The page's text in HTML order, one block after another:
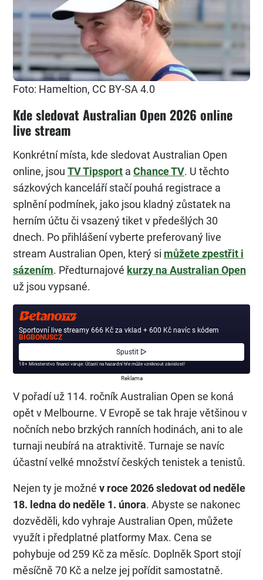
Foto: Hameltion, CC BY-SA 4.0
Kde sledovat Australian Open 2026 online
live stream
Konkrétní místa, kde sledovat Australian Open
online, jsou TV Tipsport a Chance TV. U těchto
sázkových kanceláří stačí pouhá registrace a
splnění podmínek, jako jsou kladný zůstatek na
herním účtu či vsazený tiket v předešlých 30
dnech. Po přihlášení vyberte preferovaný live
stream Australian Open, který si můžete zpestřit i
sázením. Předturnajové kurzy na Australian Open
už jsou vypsané.
Sportovní live streamy 666 Kč za vklad + 600 Kč navíc s kódem
BIGBONUSCZ
Spustit ▷
18+ Ministerstvo financí varuje: Účastí na hazardní hře může vzniknout závislost!
Reklama
V pořadí už 114. ročník Australian Open se koná
opět v Melbourne. V Evropě se tak hraje většinou v
nočních nebo brzkých ranních hodinách, ani to ale
turnaji neubírá na atraktivitě. Turnaje se navíc
účastní velké množství českých tenistek a tenistů.
Nejen ty je možné v roce 2026 sledovat od neděle
18. ledna do neděle 1. února. Abyste se nakonec
dozvěděli, kdo vyhraje Australian Open, můžete
využít i předplatné platformy Max. Cena se
pohybuje od 259 Kč za měsíc. Doplněk Sport stojí
měsíčně 70 Kč a nelze jej pořídit samostatně.